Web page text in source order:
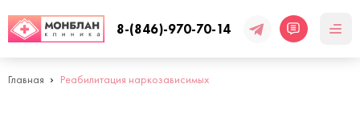
8-(846)-970-70-14
Главная Реабилитация наркозависимых